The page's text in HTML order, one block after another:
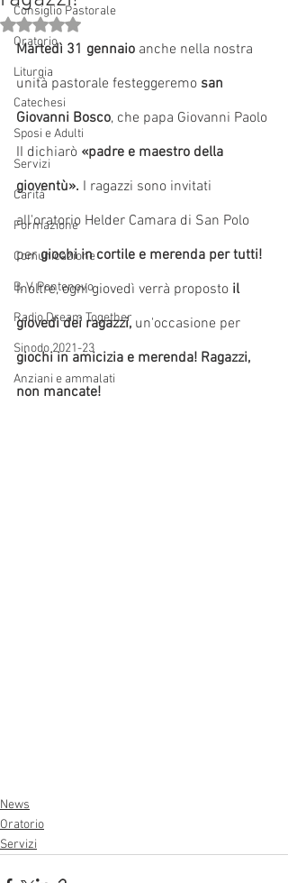
Consiglio Pastorale
Oratorio
Liturgia
Catechesi
Sposi e Adulti
Servizi
Carità
Formazione
Comunicazione
B. V. Pontenovo
Radio Dream Together
Sinodo 2021-23
Anziani e ammalati
Valutazione NaN stelle su 5.
Martedì 31 gennaio anche nella nostra
unità pastorale festeggeremo san
Giovanni Bosco, che papa Giovanni Paolo
II dichiarò «padre e maestro della
gioventù». I ragazzi sono invitati
all'oratorio Helder Camara di San Polo
per giochi in cortile e merenda per tutti!
Inoltre, ogni giovedì verrà proposto il
giovedì dei ragazzi, un'occasione per
giochi in amicizia e merenda! Ragazzi,
non mancate!
News
Oratorio
Servizi